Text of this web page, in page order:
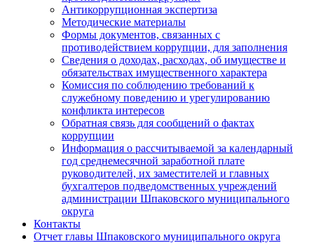
Антикоррупционная экспертиза
Методические материалы
Формы документов, связанных с
противодействием коррупции, для заполнения
Сведения о доходах, расходах, об имуществе и
обязательствах имущественного характера
Комиссия по соблюдению требований к
служебному поведению и урегулированию
конфликта интересов
Обратная связь для сообщений о фактах
коррупции
Информация о рассчитываемой за календарный
год среднемесячной заработной плате
руководителей, их заместителей и главных
бухгалтеров подведомственных учреждений
администрации Шпаковского муниципального
округа
Контакты
Отчет главы Шпаковского муниципального округа